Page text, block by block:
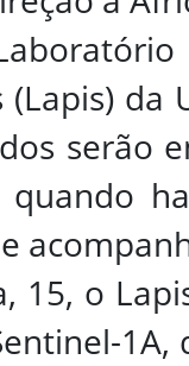
(Lapis)
serão
15, o